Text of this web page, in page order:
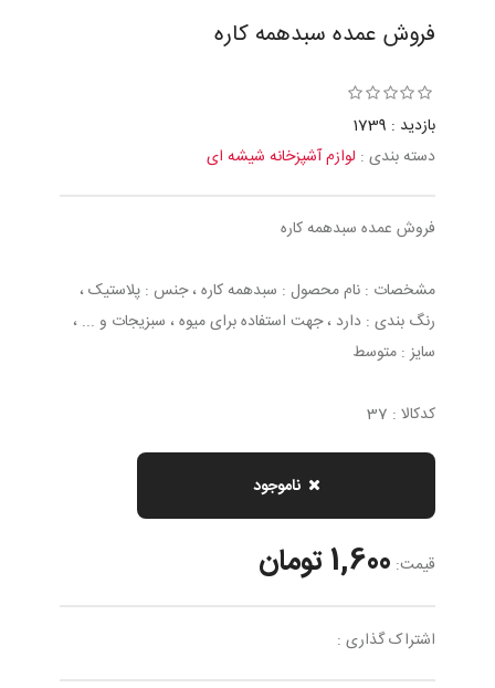
فروش عمده سبدهمه کاره
بازدید : 1739
دسته بندی : لوازم آشپزخانه شیشه ای
فروش عمده سبدهمه کاره
مشخصات : نام محصول : سبدهمه کاره ، جنس : پلاستیک ،
رنگ بندی : دارد ، جهت استفاده برای میوه ، سبزیجات و ... ،
سایز : متوسط
کدکالا : 37
ناموجود
قیمت: 1,600 تومان
اشتراک گذاری :